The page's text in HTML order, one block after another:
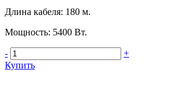
Длина кабеля: 180 м.
Мощность: 5400 Вт.
-
+
Купить